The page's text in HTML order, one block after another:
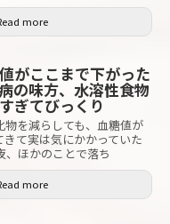
more
がここまで下がった
の味方、水溶性食物
ぎてびっくり
を減らしても、血糖値が
て実は気にかかっていた
、ほかのことで落ち
more